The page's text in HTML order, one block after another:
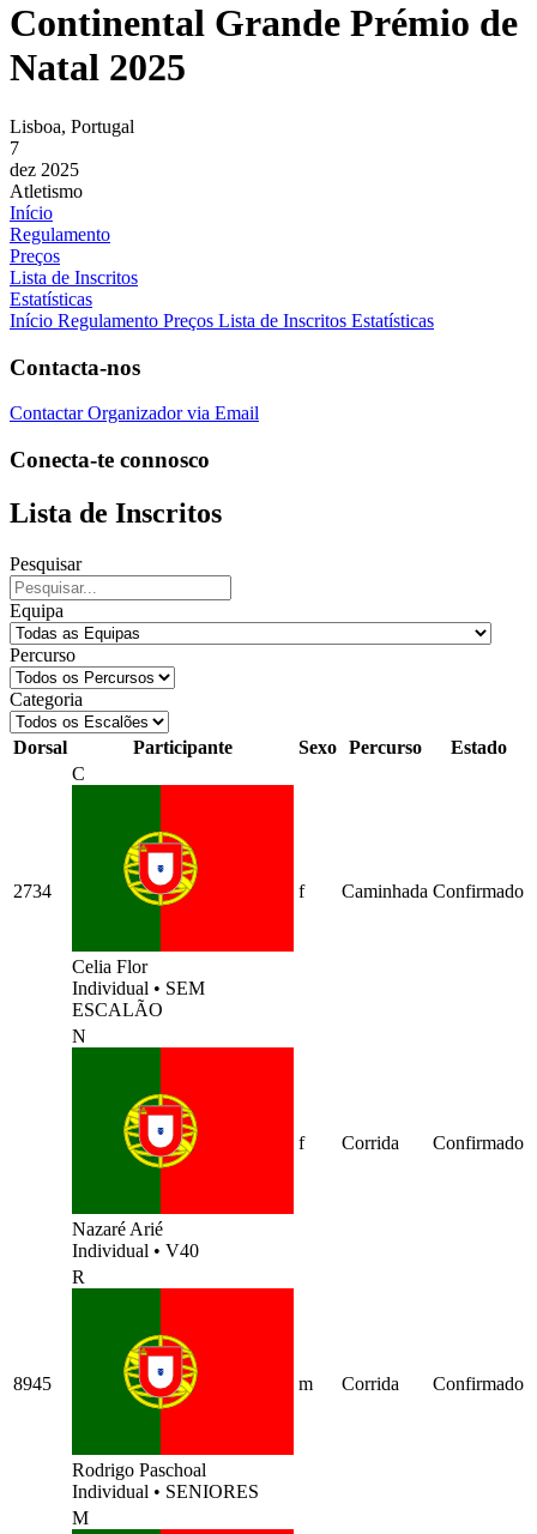
Continental Grande Prémio de
Natal 2025
Lisboa, Portugal
7
dez 2025
Atletismo
Início
Regulamento
Preços
Lista de Inscritos
Estatísticas
Início Regulamento Preços Lista de Inscritos Estatísticas
Contacta-nos
Contactar Organizador via Email
Conecta-te connosco
Lista de Inscritos
Pesquisar
Equipa
Percurso
Categoria
Dorsal Participante Sexo Percurso Estado
2734
C
Celia Flor
Individual • SEM
ESCALÃO
f Caminhada Confirmado
N
Nazaré Arié
Individual • V40
f Corrida Confirmado
8945
R
Rodrigo Paschoal
Individual • SENIORES
m Corrida Confirmado
M